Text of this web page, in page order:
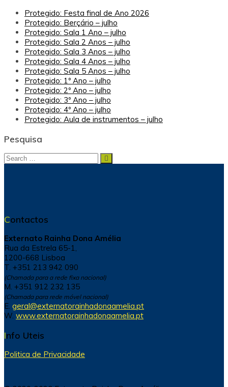
Protegido: Festa final de Ano 2026
Protegido: Berçário – julho
Protegido: Sala 1 Ano – julho
Protegido: Sala 2 Anos – julho
Protegido: Sala 3 Anos – julho
Protegido: Sala 4 Anos – julho
Protegido: Sala 5 Anos – julho
Protegido: 1º Ano – julho
Protegido: 2º Ano – julho
Protegido: 3º Ano – julho
Protegido: 4º Ano – julho
Protegido: Aula de instrumentos – julho
Pesquisa
Search
Search
Contactos
Externato Rainha Dona Amélia
Rua da Estrela 65-1,
1200-668 Lisboa
T. +351 213 942 090
(Chamada para a rede fixa nacional)
M. +351 912 232 135
(Chamada para rede móvel nacional)
E. geral@externatorainhadonaamelia.pt
W. www.externatorainhadonaamelia.pt
Info Uteis
Politica de Privacidade